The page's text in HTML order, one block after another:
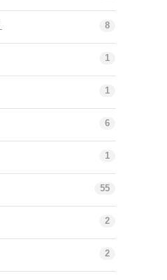
8
1
1
6
1
55
2
2